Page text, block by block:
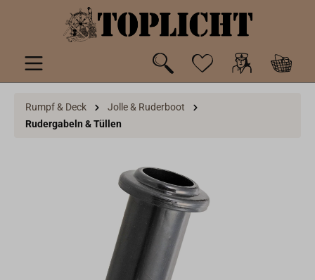
springen
Rumpf & Deck
Jolle & Ruderboot
Rudergabeln & Tüllen